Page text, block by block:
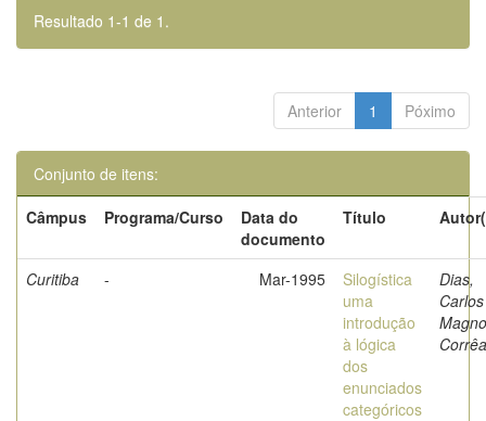
Resultado 1-1 de 1.
Anterior 1 Póximo
Conjunto de itens:
Câmpus
Programa/Curso
Data do
documento
Título
Curitiba - Mar-1995
Silogística
uma
introdução
à lógica
dos
enunciados
categóricos
Dias,
Carlos
Magno
Corrêa